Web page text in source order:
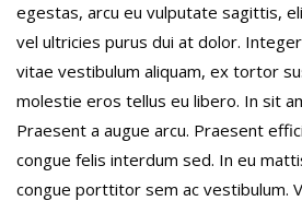
egestas, arcu eu vulputate sagittis,
vel ultricies purus dui at dolor.
vitae vestibulum aliquam, ex tortor
molestie eros tellus eu libero. In sit
Praesent a augue arcu. Praesent
congue felis interdum sed. In eu
congue porttitor sem ac vestibulum.